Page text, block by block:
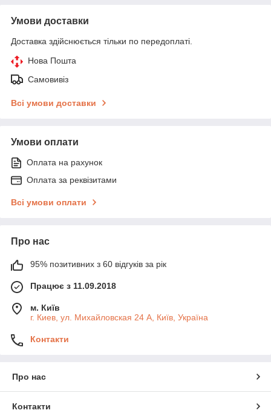
Умови доставки
Доставка здійснюється тільки по передоплаті.
Нова Пошта
Самовивіз
Всі умови доставки
Умови оплати
Оплата на рахунок
Оплата за реквізитами
Всі умови оплати
Про нас
95% позитивних з 60 відгуків за рік
Працює з 11.09.2018
м. Київ
г. Киев, ул. Михайловская 24 А, Київ, Україна
Контакти
Про нас
Контакти